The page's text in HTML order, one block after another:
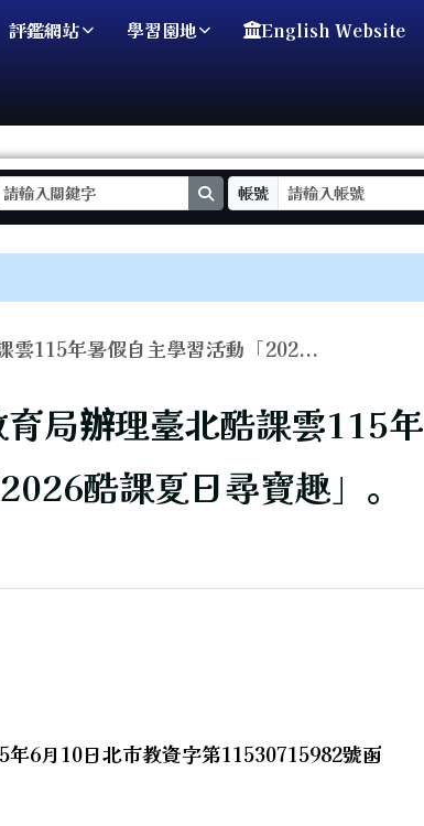
評鑑網站 學習園地 English Website
search
帳號
雲115年暑假自主學習活動「202...
局辦理臺北酷課雲115年
酷課夏日尋寶趣」。
6月10日北市教資字第11530715982號函